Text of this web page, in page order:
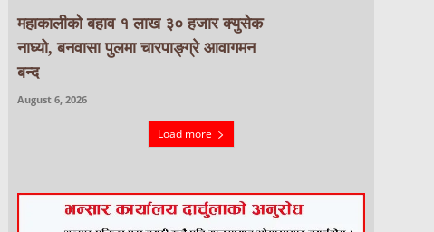
महाकालीको बहाव १ लाख ३० हजार क्युसेक
नाघ्यो, बनवासा पुलमा चारपाङ्ग्रे आवागमन
बन्द
August 6, 2026
Load more